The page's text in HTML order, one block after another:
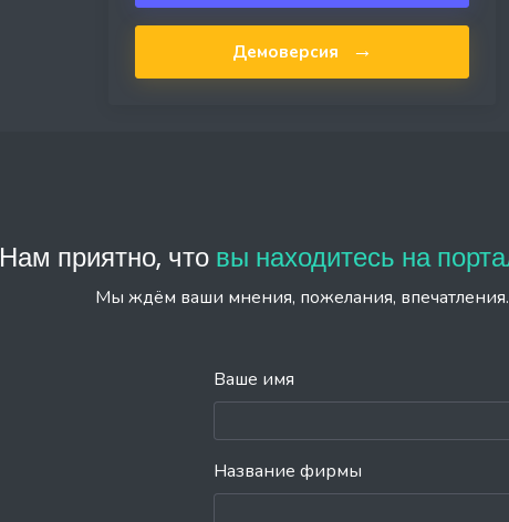
Демоверсия →
Нам приятно, что вы находитесь на
Мы ждём ваши мнения, пожелания, впечатления.
Ваше имя
Название фирмы